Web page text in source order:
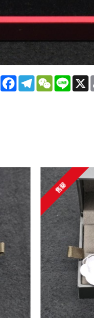
FacebookTelegram
WeChat
LineX
售罄